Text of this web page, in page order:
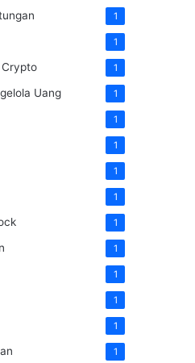
1
1
Crypto 1
Uang 1
1
1
1
1
1
1
1
1
1
1